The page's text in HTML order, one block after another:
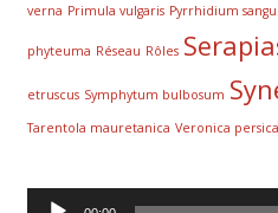
verna Primula vulgaris Pyrrhidium
phyteuma Réseau Rôles
etruscus Symphytum bulbosum
Tarentola mauretanica Veronica persica
Lecteur